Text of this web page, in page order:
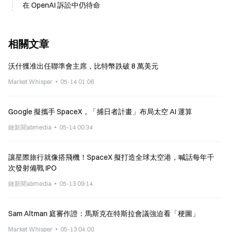
在 OpenAI 訴訟中仍待命
相關文章
沃什獲准出任聯準會主席，比特幣跌破 8 萬美元
Market Whisper 05-14 01:06
Google 擬攜手 SpaceX，「捕日者計畫」布局太空 AI 運算
鏈新聞abmedia 05-14 00:34
讓星際旅行就像搭飛機！SpaceX 擬打造全球太空港，喊話每年千
次發射備戰 IPO
鏈新聞abmedia 05-13 09:14
Sam Altman 庭審作證：馬斯克在特斯拉會議強迫看「梗圖」
Market Whisper 05-13 04:00